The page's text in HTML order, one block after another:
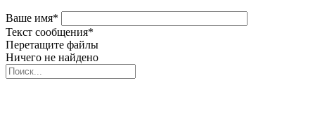
Ваше имя*
Текст сообщения*
Перетащите файлы
Ничего не найдено